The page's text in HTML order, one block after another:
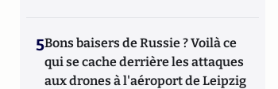
5Bons baisers de Russie ? Voilà ce
qui se cache derrière les attaques
aux drones à l'aéroport de Leipzig